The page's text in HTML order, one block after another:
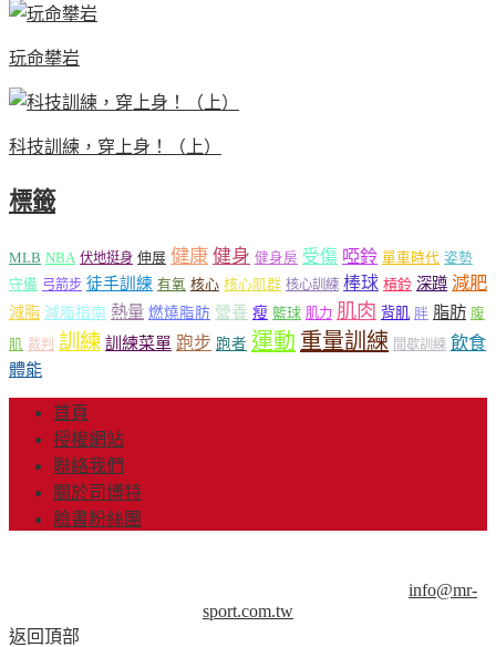
玩命攀岩
科技訓練，穿上身！（上）
標籤
MLB NBA 伏地挺身 伸展 健康 健身 健身房 受傷 啞鈴 單車時代 姿勢
守備 弓箭步 徒手訓練 有氧 核心 核心肌群 核心訓練 棒球 槓鈴 深蹲 減肥
減脂 減脂指南 熱量 燃燒脂肪 營養 瘦 籃球 肌力 肌肉 背肌 胖 脂肪 腹
肌 裁判 訓練 訓練菜單 跑步 跑者 運動 重量訓練 間歇訓練 飲食
體能
首頁
授權網站
聯絡我們
關於司博特
臉書粉絲團
info@mr-
sport.com.tw
返回頂部